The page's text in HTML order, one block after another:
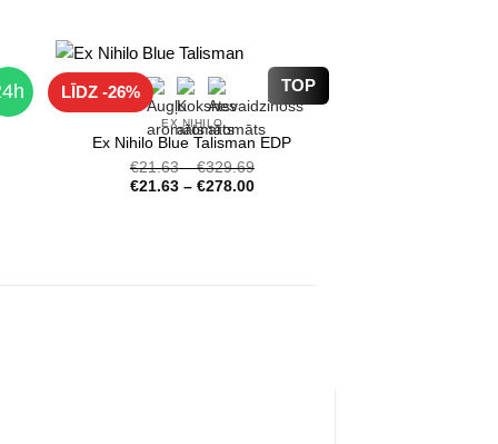
TOP
LĪDZ -26%
EX NIHILO
Ex Nihilo Blue Talisman EDP
€21.63–€329.69
€21.63– €278.00